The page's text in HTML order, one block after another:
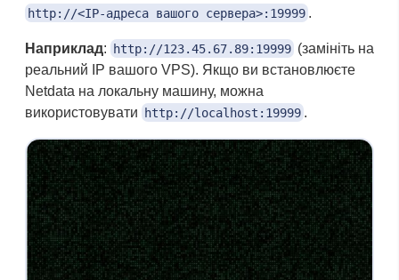
http://<IP-адреса вашого сервера>:19999 .
Наприклад: http://123.45.67.89:19999 (замініть на
реальний IP вашого VPS). Якщо ви встановлюєте
Netdata на локальну машину, можна
використовувати http://localhost:19999 .